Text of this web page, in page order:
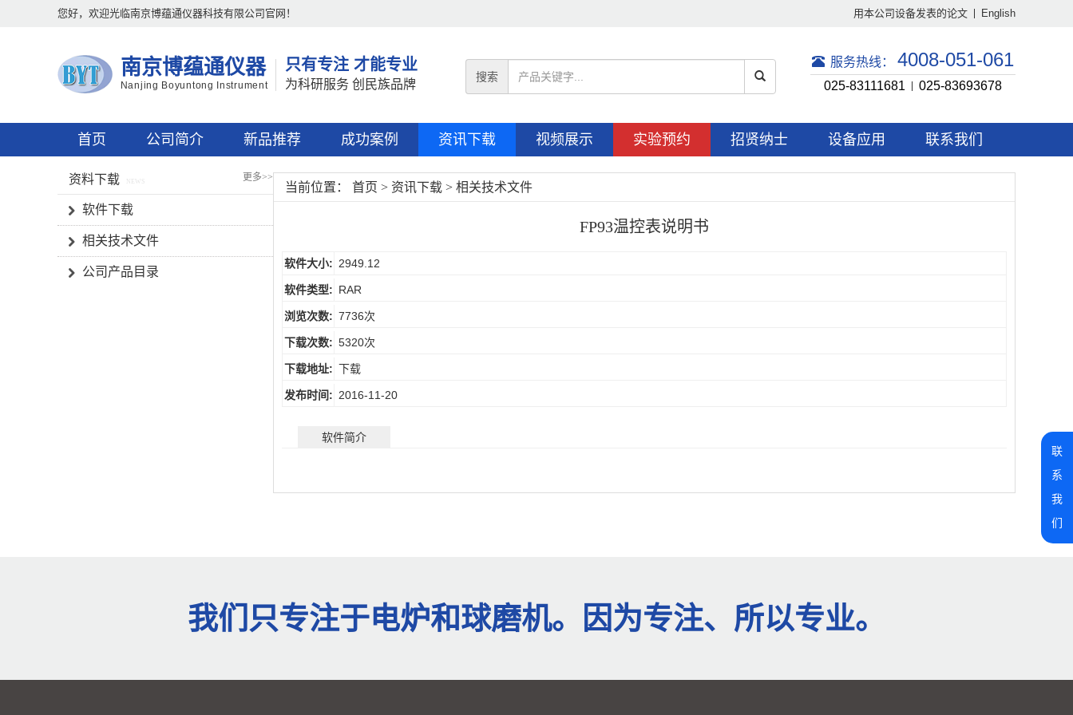
您好，欢迎光临南京博蕴通仪器科技有限公司官网！ 用本公司设备发表的论文 English
南京博蕴通仪器
Nanjing Boyuntong Instrument
只有专注 才能专业
为科研服务 创民族品牌
搜索
服务热线： 4008-051-061
025-83111681 025-83693678
首页 公司简介 新品推荐 成功案例 资讯下载 视频展示 实验预约 招贤纳士 设备应用 联系我们
当前位置： 首页 > 资讯下载 > 相关技术文件
FP93温控表说明书
软件大小: 2949.12
软件类型: RAR
浏览次数: 7736次
下载次数: 5320次
下载地址: 下载
发布时间: 2016-11-20
软件简介
更多>>
资料下载 NEWS
软件下载
相关技术文件
公司产品目录
我们只专注于电炉和球磨机。因为专注、所以专业。
联
系
我
们